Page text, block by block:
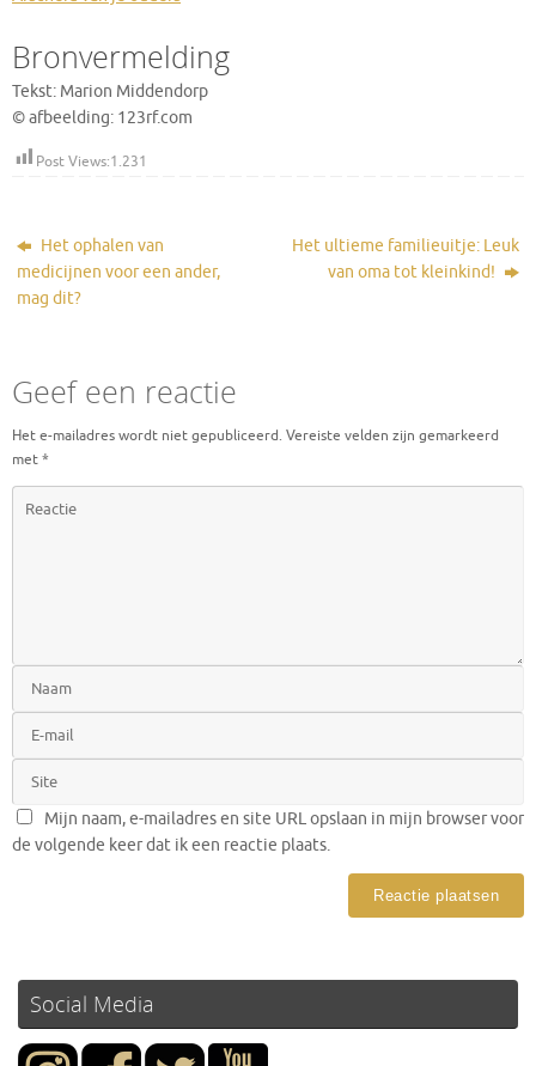
Bronvermelding
Tekst: Marion Middendorp
© afbeelding: 123rf.com
Post Views:1.231
Het ophalen van
medicijnen voor een ander,
mag dit?
Het ultieme familieuitje: Leuk
van oma tot kleinkind!
Geef een reactie
Het e-mailadres wordt niet gepubliceerd. Vereiste velden zijn gemarkeerd
met*
Mijn naam, e-mailadres en site URL opslaan in mijn browser voor
de volgende keer dat ik een reactie plaats.
Social Media